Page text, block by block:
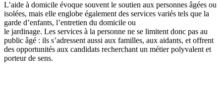
L’aide à domicile évoque souvent le soutien aux personnes âgées ou
isolées, mais elle englobe également des services variés tels que la
garde d’enfants, l’entretien du domicile ou
le jardinage. Les services à la personne ne se limitent donc pas au
public âgé : ils s’adressent aussi aux familles, aux aidants, et offrent
des opportunités aux candidats recherchant un métier polyvalent et
porteur de sens.